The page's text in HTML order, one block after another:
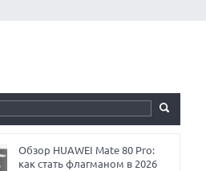
Обзор HUAWEI Mate 80 Pro:
как стать флагманом в 2026